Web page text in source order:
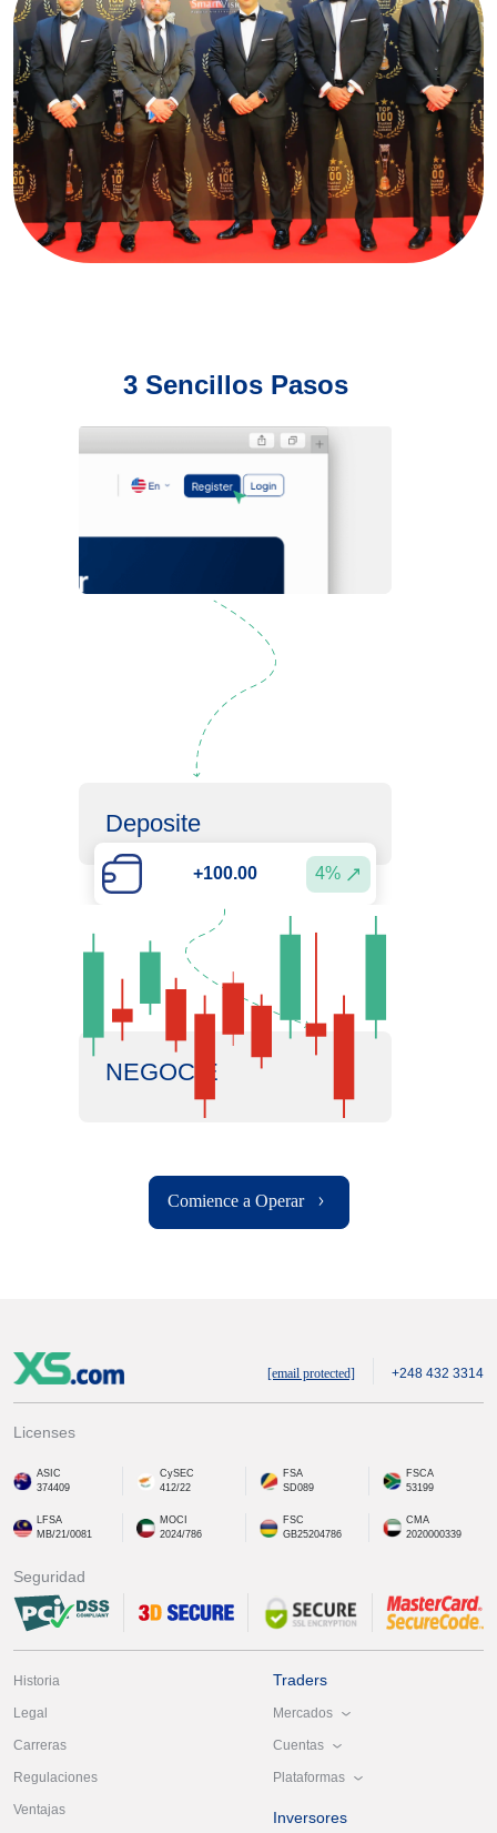
3 Sencillos Pasos
Regístrate
Deposite
+100.00 4%
NEGOCIE
Comience a Operar
[email protected] +248 432 3314
Licenses
ASIC
374409
CySEC
412/22
FSA
SD089
FSCA
53199
LFSA
MB/21/0081
MOCI
2024/786
FSC
GB25204786
CMA
2020000339
Seguridad
Historia
Legal
Carreras
Regulaciones
Ventajas
Traders
Mercados
Cuentas
Plataformas
Inversores